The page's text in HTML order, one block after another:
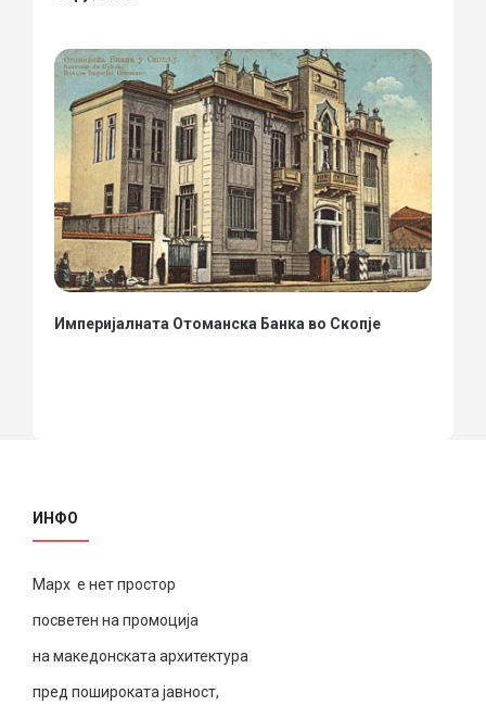
Империјалната Отоманска Банка во Скопје
ИНФО
Марх е нет простор
посветен на промоција
на македонската архитектура
пред пошироката јавност,